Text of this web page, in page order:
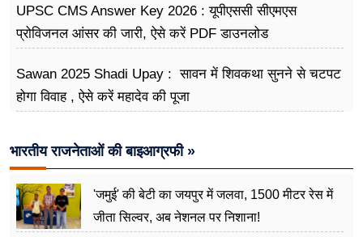
UPSC CMS Answer Key 2026 : यूपीएससी सीएमएस
प्रोविजनल आंसर की जारी, ऐसे करें PDF डाउनलोड
Sawan 2025 Shadi Upay : सावन में शिवकथा सुनने से चटपट
होगा विवाह , ऐसे करें महादेव की पूजा
भारतीय राजनेताओं की बाइआग्रफी »
'जमुई' की बेटी का जयपुर में जलवा, 1500 मीटर रेस में
जीता सिल्वर, अब नेशनल पर निशाना!